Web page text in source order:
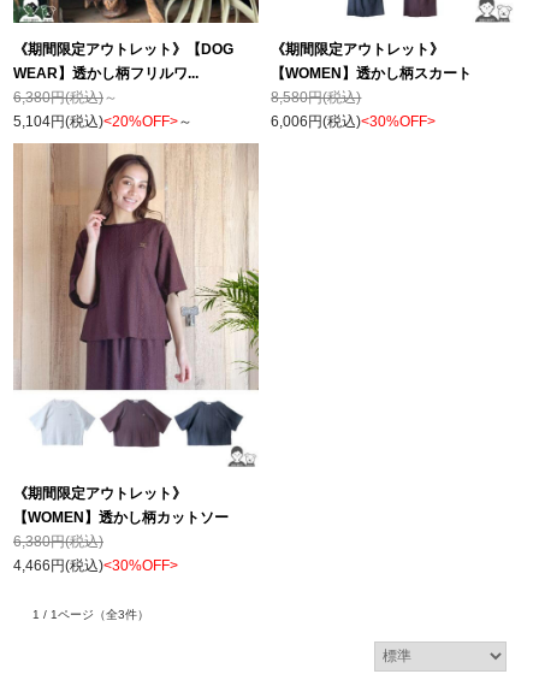
《期間限定アウトレット》【DOG
WEAR】透かし柄フリルワ...
6,380円(税込)～
5,104円(税込)<20%OFF>～
《期間限定アウトレット》
【WOMEN】透かし柄スカート
8,580円(税込)
6,006円(税込)<30%OFF>
《期間限定アウトレット》
【WOMEN】透かし柄カットソー
6,380円(税込)
4,466円(税込)<30%OFF>
1 / 1ページ （全3件）